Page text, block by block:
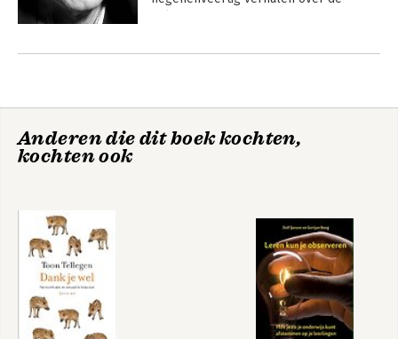
als de mier en de eekhoorn vaak de
Andere boeken door Toon Tellegen
No One Is Angry
Today
Als we samen
Anderen die dit boek kochten,
kochten ook